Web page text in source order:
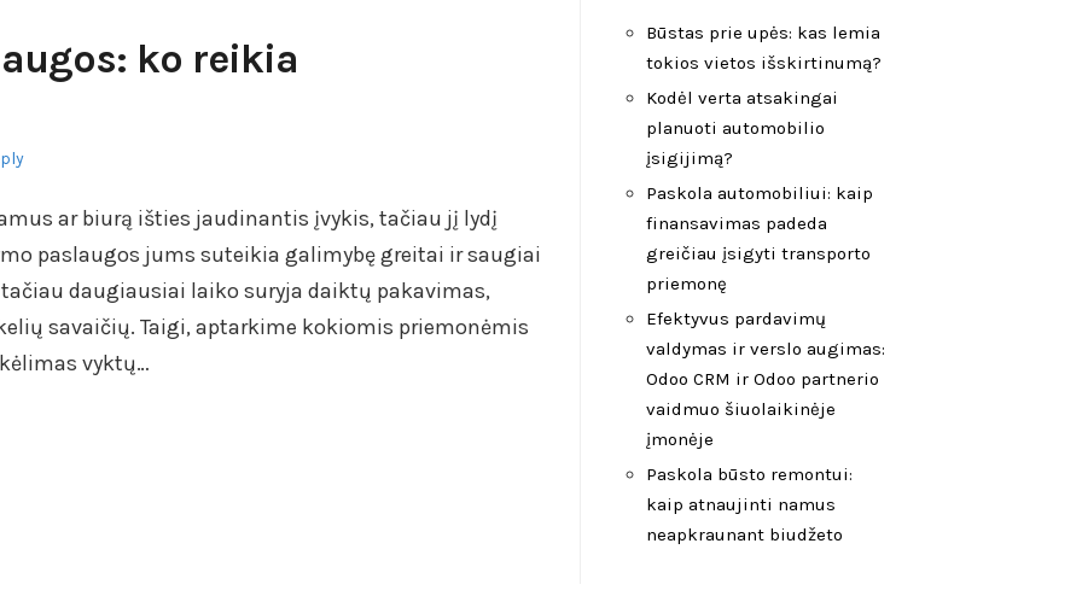
ko reikia
ar biurą išties jaudinantis įvykis, tačiau jį lydį
paslaugos jums suteikia galimybę greitai ir saugiai
daugiausiai laiko suryja daiktų pakavimas,
savaičių. Taigi, aptarkime kokiomis priemonėmis
vyktų…
Būstas prie upės: kas lemia
tokios vietos išskirtinumą?
Kodėl verta atsakingai
planuoti automobilio
įsigijimą?
Paskola automobiliui: kaip
finansavimas padeda
greičiau įsigyti transporto
priemonę
Efektyvus pardavimų
valdymas ir verslo augimas:
Odoo CRM ir Odoo partnerio
vaidmuo šiuolaikinėje
įmonėje
Paskola būsto remontui:
kaip atnaujinti namus
neapkraunant biudžeto